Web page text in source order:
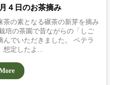
４日のお茶摘み
の素となる碾茶の新芽を摘み
培の茶園で昔ながらの「しご
んでいただきました。 ベテラ
想定したよ...